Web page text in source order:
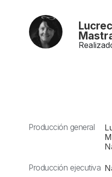
Producción general
Producción ejecutiva